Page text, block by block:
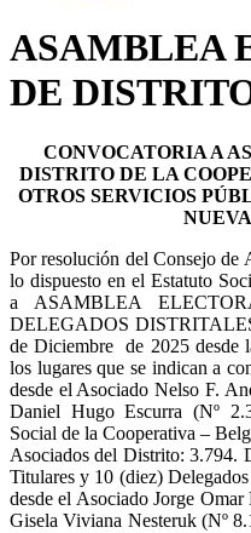
ASAMBLEA
DE
CONVOCATORIA A
DISTRITO DE LA
OTROS SERVICIOS
Por resolución del Consejo
lo dispuesto en el Estatuto
a ASAMBLEA
DELEGADOS
de Diciembre de 2025 desde
los lugares que se indican a
desde el Asociado Nelso F.
Daniel Hugo Escurra (Nº
Social de la Cooperativa –
Asociados del Distrito: 3.794.
Titulares y 10 (diez)
desde el Asociado Jorge
Gisela Viviana Nesteruk (Nº